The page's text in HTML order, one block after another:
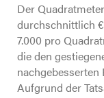
Der
durchschnittlich
7.000 pro
die den
nachgebesserten
Aufgrund der